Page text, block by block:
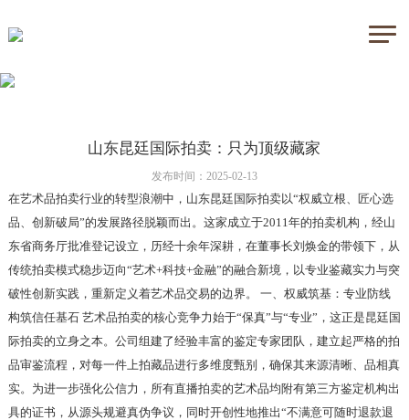
山东昆廷国际拍卖：只为顶级藏家
发布时间：2025-02-13
在艺术品拍卖行业的转型浪潮中，山东昆廷国际拍卖以“权威立根、匠心选
品、创新破局”的发展路径脱颖而出。这家成立于2011年的拍卖机构，经山
东省商务厅批准登记设立，历经十余年深耕，在董事长刘焕金的带领下，从
传统拍卖模式稳步迈向“艺术+科技+金融”的融合新境，以专业鉴藏实力与突
破性创新实践，重新定义着艺术品交易的边界。 一、权威筑基：专业防线
构筑信任基石 艺术品拍卖的核心竞争力始于“保真”与“专业”，这正是昆廷国
际拍卖的立身之本。公司组建了经验丰富的鉴定专家团队，建立起严格的拍
品审鉴流程，对每一件上拍藏品进行多维度甄别，确保其来源清晰、品相真
实。为进一步强化公信力，所有直播拍卖的艺术品均附有第三方鉴定机构出
具的证书，从源头规避真伪争议，同时开创性地推出“不满意可随时退款退